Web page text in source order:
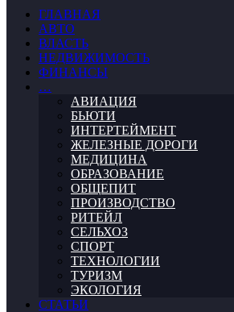
ГЛАВНАЯ
АВТО
ВЛАСТЬ
НЕДВИЖИМОСТЬ
ФИНАНСЫ
…
АВИАЦИЯ
БЬЮТИ
ИНТЕРТЕЙМЕНТ
ЖЕЛЕЗНЫЕ ДОРОГИ
МЕДИЦИНА
ОБРАЗОВАНИЕ
ОБЩЕПИТ
ПРОИЗВОДСТВО
РИТЕЙЛ
СЕЛЬХОЗ
СПОРТ
ТЕХНОЛОГИИ
ТУРИЗМ
ЭКОЛОГИЯ
СТАТЬИ